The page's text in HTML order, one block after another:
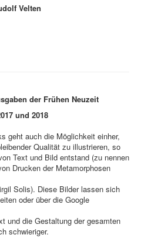
Velten
der Frühen Neuzeit
und 2018
geht auch die Möglichkeit einher,
Qualität zu illustrieren, so
Text und Bild entstand (zu nennen
Drucken der Metamorphosen
Solis). Diese Bilder lassen sich
oder über die Google
und die Gestaltung der gesamten
schwieriger.